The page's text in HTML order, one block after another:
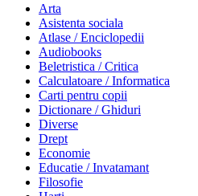
Arta
Asistenta sociala
Atlase / Enciclopedii
Audiobooks
Beletristica / Critica
Calculatoare / Informatica
Carti pentru copii
Dictionare / Ghiduri
Diverse
Drept
Economie
Educatie / Invatamant
Filosofie